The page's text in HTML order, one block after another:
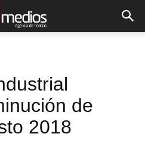
de
2018